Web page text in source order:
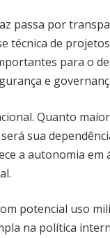
passa por
técnica de
para o
e
Quanto maior
sua
a autonomia em
potencial uso
na política